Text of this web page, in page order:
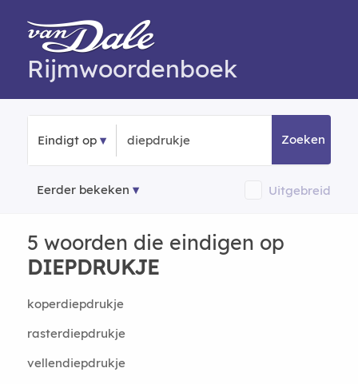
Rijmwoordenboek
Eindigt op Zoeken
Eerder bekeken Uitgebreid
5 woorden die eindigen op
DIEPDRUKJE
koperdiepdrukje
rasterdiepdrukje
vellendiepdrukje